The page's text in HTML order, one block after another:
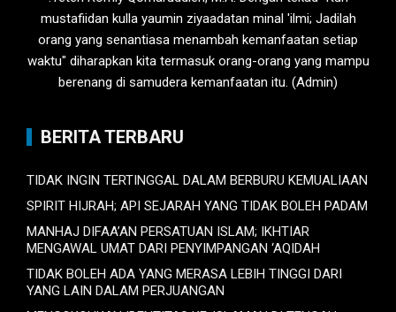
mustafiidan kulla yaumin ziyaadatan minal 'ilmi; Jadilah
orang yang senantiasa menambah kemanfaatan setiap
waktu" diharapkan kita termasuk orang-orang yang mampu
berenang di samudera kemanfaatan itu. (Admin)
BERITA TERBARU
TIDAK INGIN TERTINGGAL DALAM BERBURU KEMUALIAAN
SPIRIT HIJRAH; API SEJARAH YANG TIDAK BOLEH PADAM
MANHAJ DIFAA’AN PERSATUAN ISLAM; IKHTIAR
MENGAWAL UMAT DARI PENYIMPANGAN ‘AQIDAH
TIDAK BOLEH ADA YANG MERASA LEBIH TINGGI DARI
YANG LAIN DALAM PERJUANGAN